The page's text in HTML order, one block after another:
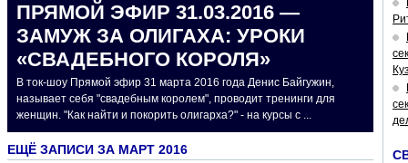
ПРЯМОЙ ЭФИР 31.03.2016 —
ЗАМУЖ ЗА ОЛИГАХА: УРОКИ
«СВАДЕБНОГО КОРОЛЯ»
В ток-шоу Прямой эфир 31 марта 2016 года Денис Байгужин,
называет себя "свадебным королем", проводит тренинги для
женщин. "Как найти и покорить олигарха?" - на курсы с ...
ЕЩЁ ЗАПИСИ ЗА МАРТ 2016